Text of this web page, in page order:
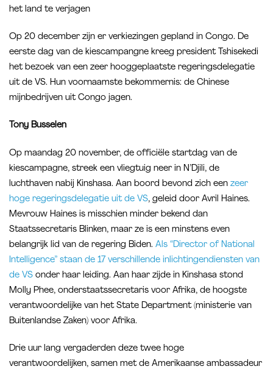
het land te verjagen
Op 20 december zijn er verkiezingen gepland in Congo. De
eerste dag van de kiescampangne kreeg president Tshisekedi
het bezoek van een zeer hooggeplaatste regeringsdelegatie
uit de VS. Hun voornaamste bekommernis: de Chinese
mijnbedrijven uit Congo jagen.
Tony Busselen
Op maandag 20 november, de officiële startdag van de
kiescampagne, streek een vliegtuig neer in N’Djili, de
luchthaven nabij Kinshasa. Aan boord bevond zich een zeer
hoge regeringsdelegatie uit de VS, geleid door Avril Haines.
Mevrouw Haines is misschien minder bekend dan
Staatssecretaris Blinken, maar ze is een minstens even
belangrijk lid van de regering Biden. Als “Director of National
Intelligence” staan de 17 verschillende inlichtingendiensten van
de VS onder haar leiding. Aan haar zijde in Kinshasa stond
Molly Phee, onderstaatssecretaris voor Afrika, de hoogste
verantwoordelijke van het State Department (ministerie van
Buitenlandse Zaken) voor Afrika.
Drie uur lang vergaderden deze twee hoge
verantwoordelijken, samen met de Amerikaanse ambassadeur